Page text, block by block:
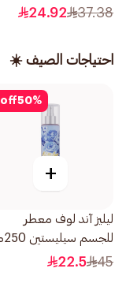
37.38
24.92
احتياجات الصيف ☀️
50%
off
+
ليليز آند لوف معطر
للجسم سيليستين 250مل
45
22.5